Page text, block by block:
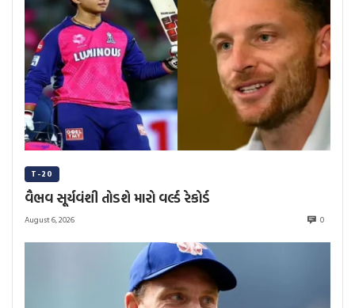
T-20
વૈભવ સૂર્યવંશી તોડશે મારો વર્લ્ડ રેકોર્ડ
August 6, 2026 0